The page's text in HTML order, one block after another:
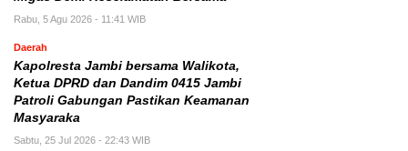
Rabu, 5 Agu 2026 - 11:41 WIB
Daerah
Kapolresta Jambi bersama Walikota,
Ketua DPRD dan Dandim 0415 Jambi
Patroli Gabungan Pastikan Keamanan
Masyaraka
Sabtu, 25 Jul 2026 - 22:43 WIB